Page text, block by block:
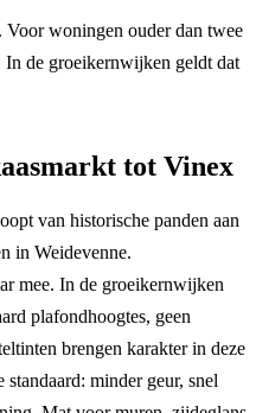
woningen ouder dan twee
In de groeikernwijken geldt dat
tot Vinex
van historische panden aan
in Weidevenne.
mee. In de groeikernwijken
plafondhoogtes, geen
brengen karakter in deze
minder geur, snel